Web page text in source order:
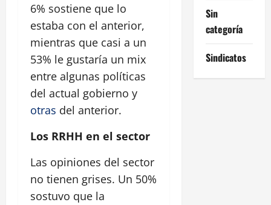
6% sostiene que lo
estaba con el anterior,
mientras que casi a un
53% le gustaría un mix
entre algunas políticas
del actual gobierno y
otras del anterior.
Los RRHH en el sector
Las opiniones del sector
no tienen grises. Un 50%
sostuvo que la
Sin
categoría
Sindicatos